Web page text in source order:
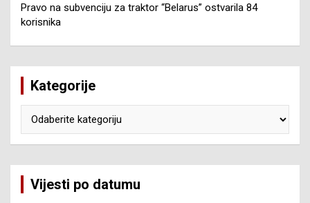
Pravo na subvenciju za traktor “Belarus” ostvarila 84
korisnika
Kategorije
Vijesti po datumu